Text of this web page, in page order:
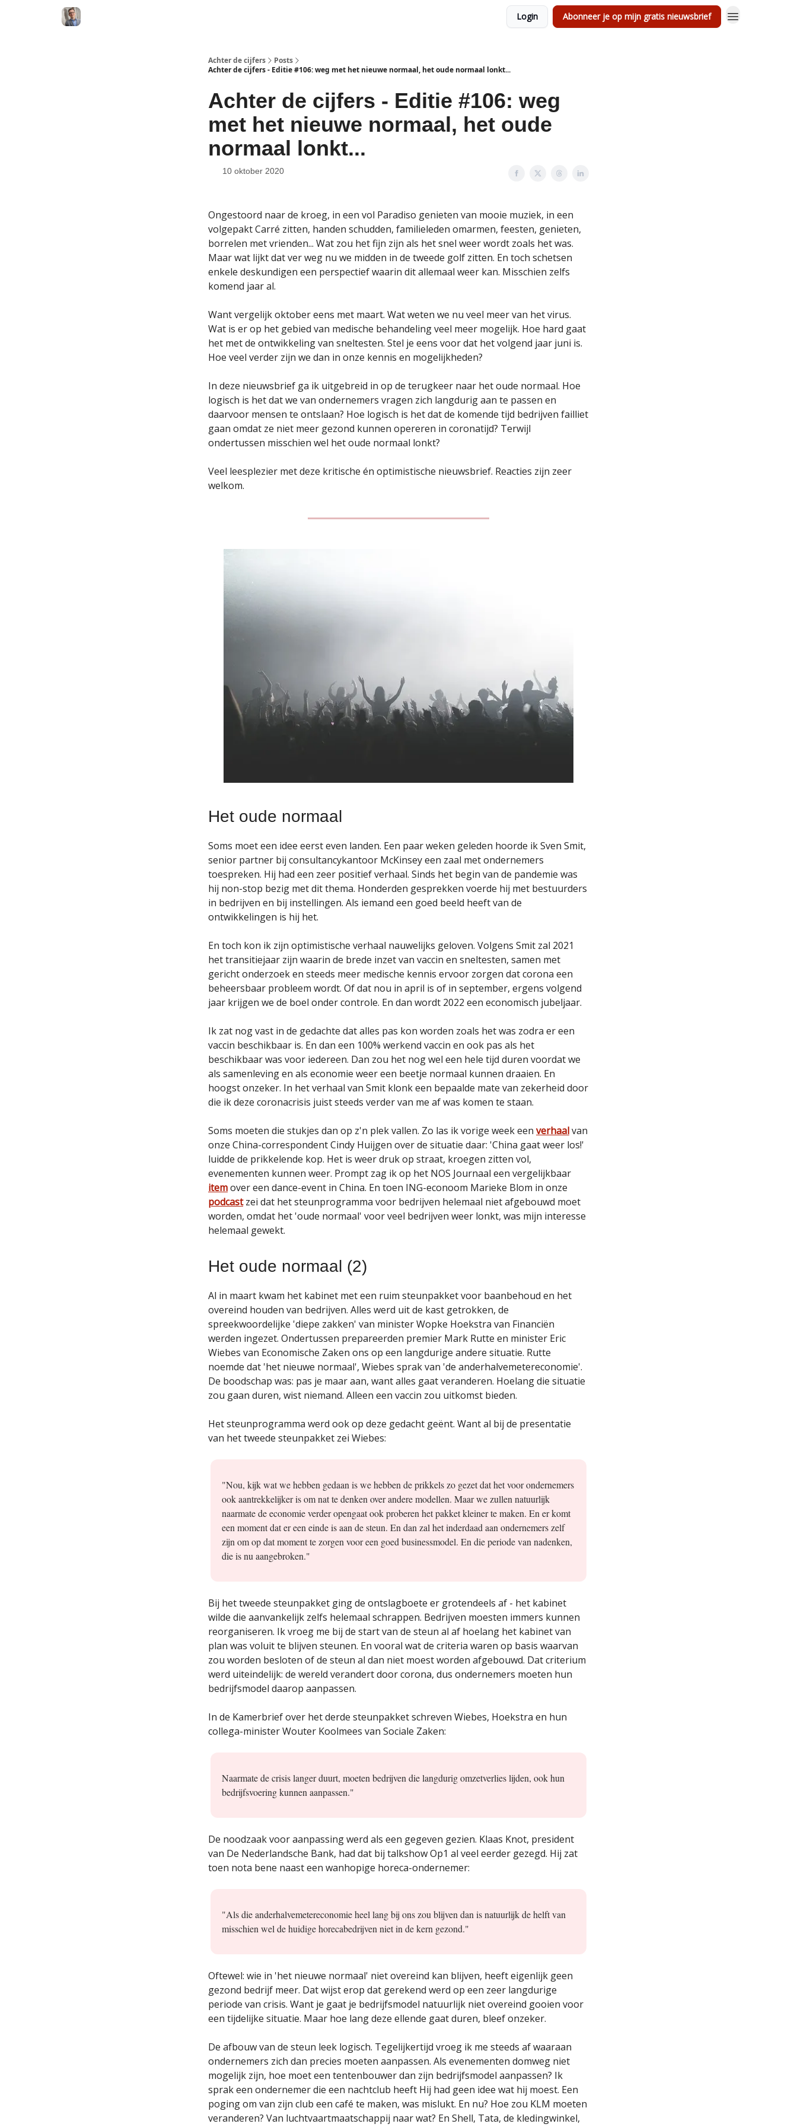
Login Abonneer je op mijn gratis nieuwsbrief
Achter de cijfers
Posts
Achter de cijfers - Editie #106: weg met het nieuwe normaal, het oude normaal lonkt...
Achter de cijfers - Editie #106: weg
met het nieuwe normaal, het oude
normaal lonkt...
10 oktober 2020
Ongestoord naar de kroeg, in een vol Paradiso genieten van mooie muziek, in een
volgepakt Carré zitten, handen schudden, familieleden omarmen, feesten, genieten,
borrelen met vrienden... Wat zou het fijn zijn als het snel weer wordt zoals het was.
Maar wat lijkt dat ver weg nu we midden in de tweede golf zitten. En toch schetsen
enkele deskundigen een perspectief waarin dit allemaal weer kan. Misschien zelfs
komend jaar al.
Want vergelijk oktober eens met maart. Wat weten we nu veel meer van het virus.
Wat is er op het gebied van medische behandeling veel meer mogelijk. Hoe hard gaat
het met de ontwikkeling van sneltesten. Stel je eens voor dat het volgend jaar juni is.
Hoe veel verder zijn we dan in onze kennis en mogelijkheden?
In deze nieuwsbrief ga ik uitgebreid in op de terugkeer naar het oude normaal. Hoe
logisch is het dat we van ondernemers vragen zich langdurig aan te passen en
daarvoor mensen te ontslaan? Hoe logisch is het dat de komende tijd bedrijven failliet
gaan omdat ze niet meer gezond kunnen opereren in coronatijd? Terwijl
ondertussen misschien wel het oude normaal lonkt?
Veel leesplezier met deze kritische én optimistische nieuwsbrief. Reacties zijn zeer
welkom.
Het oude normaal
Soms moet een idee eerst even landen. Een paar weken geleden hoorde ik Sven Smit,
senior partner bij consultancykantoor McKinsey een zaal met ondernemers
toespreken. Hij had een zeer positief verhaal. Sinds het begin van de pandemie was
hij non-stop bezig met dit thema. Honderden gesprekken voerde hij met bestuurders
in bedrijven en bij instellingen. Als iemand een goed beeld heeft van de
ontwikkelingen is hij het.
En toch kon ik zijn optimistische verhaal nauwelijks geloven. Volgens Smit zal 2021
het transitiejaar zijn waarin de brede inzet van vaccin en sneltesten, samen met
gericht onderzoek en steeds meer medische kennis ervoor zorgen dat corona een
beheersbaar probleem wordt. Of dat nou in april is of in september, ergens volgend
jaar krijgen we de boel onder controle. En dan wordt 2022 een economisch jubeljaar.
Ik zat nog vast in de gedachte dat alles pas kon worden zoals het was zodra er een
vaccin beschikbaar is. En dan een 100% werkend vaccin en ook pas als het
beschikbaar was voor iedereen. Dan zou het nog wel een hele tijd duren voordat we
als samenleving en als economie weer een beetje normaal kunnen draaien. En
hoogst onzeker. In het verhaal van Smit klonk een bepaalde mate van zekerheid door
die ik deze coronacrisis juist steeds verder van me af was komen te staan.
Soms moeten die stukjes dan op z'n plek vallen. Zo las ik vorige week een verhaalvan
onze China-correspondent Cindy Huijgen over de situatie daar: 'China gaat weer los!'
luidde de prikkelende kop. Het is weer druk op straat, kroegen zitten vol,
evenementen kunnen weer. Prompt zag ik op het NOS Journaal een vergelijkbaar
itemover een dance-event in China. En toen ING-econoom Marieke Blom in onze
podcastzei dat het steunprogramma voor bedrijven helemaal niet afgebouwd moet
worden, omdat het 'oude normaal' voor veel bedrijven weer lonkt, was mijn interesse
helemaal gewekt.
Het oude normaal (2)
Al in maart kwam het kabinet met een ruim steunpakket voor baanbehoud en het
overeind houden van bedrijven. Alles werd uit de kast getrokken, de
spreekwoordelijke 'diepe zakken' van minister Wopke Hoekstra van Financiën
werden ingezet. Ondertussen prepareerden premier Mark Rutte en minister Eric
Wiebes van Economische Zaken ons op een langdurige andere situatie. Rutte
noemde dat 'het nieuwe normaal', Wiebes sprak van 'de anderhalvemetereconomie'.
De boodschap was: pas je maar aan, want alles gaat veranderen. Hoelang die situatie
zou gaan duren, wist niemand. Alleen een vaccin zou uitkomst bieden.
Het steunprogramma werd ook op deze gedacht geënt. Want al bij de presentatie
van het tweede steunpakket zei Wiebes:
"Nou, kijk wat we hebben gedaan is we hebben de prikkels zo gezet dat het voor ondernemers
ook aantrekkelijker is om nat te denken over andere modellen. Maar we zullen natuurlijk
naarmate de economie verder opengaat ook proberen het pakket kleiner te maken. En er komt
een moment dat er een einde is aan de steun. En dan zal het inderdaad aan ondernemers zelf
zijn om op dat moment te zorgen voor een goed businessmodel. En die periode van nadenken,
die is nu aangebroken."
Bij het tweede steunpakket ging de ontslagboete er grotendeels af - het kabinet
wilde die aanvankelijk zelfs helemaal schrappen. Bedrijven moesten immers kunnen
reorganiseren. Ik vroeg me bij de start van de steun al af hoelang het kabinet van
plan was voluit te blijven steunen. En vooral wat de criteria waren op basis waarvan
zou worden besloten of de steun al dan niet moest worden afgebouwd. Dat criterium
werd uiteindelijk: de wereld verandert door corona, dus ondernemers moeten hun
bedrijfsmodel daarop aanpassen.
In de Kamerbrief over het derde steunpakket schreven Wiebes, Hoekstra en hun
collega-minister Wouter Koolmees van Sociale Zaken:
Naarmate de crisis langer duurt, moeten bedrijven die langdurig omzetverlies lijden, ook hun
bedrijfsvoering kunnen aanpassen."
De noodzaak voor aanpassing werd als een gegeven gezien. Klaas Knot, president
van De Nederlandsche Bank, had dat bij talkshow Op1 al veel eerder gezegd. Hij zat
toen nota bene naast een wanhopige horeca-ondernemer:
"Als die anderhalvemetereconomie heel lang bij ons zou blijven dan is natuurlijk de helft van
misschien wel de huidige horecabedrijven niet in de kern gezond."
Oftewel: wie in 'het nieuwe normaal' niet overeind kan blijven, heeft eigenlijk geen
gezond bedrijf meer. Dat wijst erop dat gerekend werd op een zeer langdurige
periode van crisis. Want je gaat je bedrijfsmodel natuurlijk niet overeind gooien voor
een tijdelijke situatie. Maar hoe lang deze ellende gaat duren, bleef onzeker.
De afbouw van de steun leek logisch. Tegelijkertijd vroeg ik me steeds af waaraan
ondernemers zich dan precies moeten aanpassen. Als evenementen domweg niet
mogelijk zijn, hoe moet een tentenbouwer dan zijn bedrijfsmodel aanpassen? Ik
sprak een ondernemer die een nachtclub heeft Hij had geen idee wat hij moest. Een
poging om van zijn club een café te maken, was mislukt. En nu? Hoe zou KLM moeten
veranderen? Van luchtvaartmaatschappij naar wat? En Shell, Tata, de kledingwinkel,